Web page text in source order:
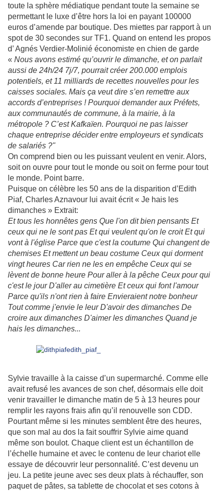
toute la sphère médiatique pendant toute la semaine se
permettant le luxe d’être hors la loi en payant 100000
euros d’amende par boutique. Des miettes par rapport à un
spot de 30 secondes sur TF1. Quand on entend les propos
d’ Agnés Verdier-Molinié économiste en chien de garde
« Nous avons estimé qu’ouvrir le dimanche, et on parlait
aussi de 24h/24 7j/7, pourrait créer 200.000 emplois
potentiels, et 11 milliards de recettes nouvelles pour les
caisses sociales. Mais ça veut dire s’en remettre aux
accords d’entreprises ! Pourquoi demander aux Préfets,
aux communautés de commune, à la mairie, à la
métropole ? C’est Kafkaïen. Pourquoi ne pas laisser
chaque entreprise décider entre employeurs et syndicats
de salariés ?"
On comprend bien ou les puissant veulent en venir. Alors,
soit on ouvre pour tout le monde ou soit on ferme pour tout
le monde. Point barre.
Puisque on célèbre les 50 ans de la disparition d’Edith
Piaf, Charles Aznavour lui avait écrit « Je hais les
dimanches » Extrait:
Et tous les honnêtes gens Que l'on dit bien pensants Et
ceux qui ne le sont pas Et qui veulent qu'on le croit Et qui
vont à l'église Parce que c'est la coutume Qui changent de
chemises Et mettent un beau costume Ceux qui dorment
vingt heures Car rien ne les en empêche Ceux qui se
lèvent de bonne heure Pour aller à la pêche Ceux pour qui
c'est le jour D'aller au cimetière Et ceux qui font l'amour
Parce qu'ils n'ont rien à faire Envieraient notre bonheur
Tout comme j'envie le leur D'avoir des dimanches De
croire aux dimanches D'aimer les dimanches Quand je
hais les dimanches...
Sylvie travaille à la caisse d’un supermarché. Comme elle
avait refusé les avances de son chef, désormais elle doit
venir travailler le dimanche matin de 5 à 13 heures pour
remplir les rayons frais afin qu’il renouvelle son CDD.
Pourtant même si les minutes semblent être des heures,
que son mal au dos la fait souffrir Sylvie aime quand
même son boulot. Chaque client est un échantillon de
l’échelle humaine et avec le contenu de leur chariot elle
essaye de découvrir leur personnalité. C’est devenu un
jeu. La petite jeune avec ses deux plats à réchauffer, son
paquet de pâtes, sa tablette de chocolat et ses cotons à